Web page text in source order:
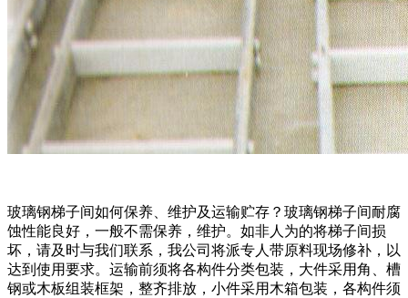
玻璃钢梯子间如何保养、维护及运输贮存？玻璃钢梯子间耐腐
蚀性能良好，一般不需保养，维护。如非人为的将梯子间损
坏，请及时与我们联系，我公司将派专人带原料现场修补，以
达到使用要求。运输前须将各构件分类包装，大件采用角、槽
钢或木板组装框架，整齐排放，小件采用木箱包装，各构件须